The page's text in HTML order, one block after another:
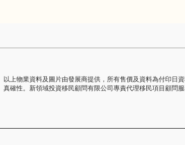
以上物業資料及圖片由發展商提供，所有售價及資料為付印日
真確性。新領域投資移民顧問有限公司專責代理移民項目顧問